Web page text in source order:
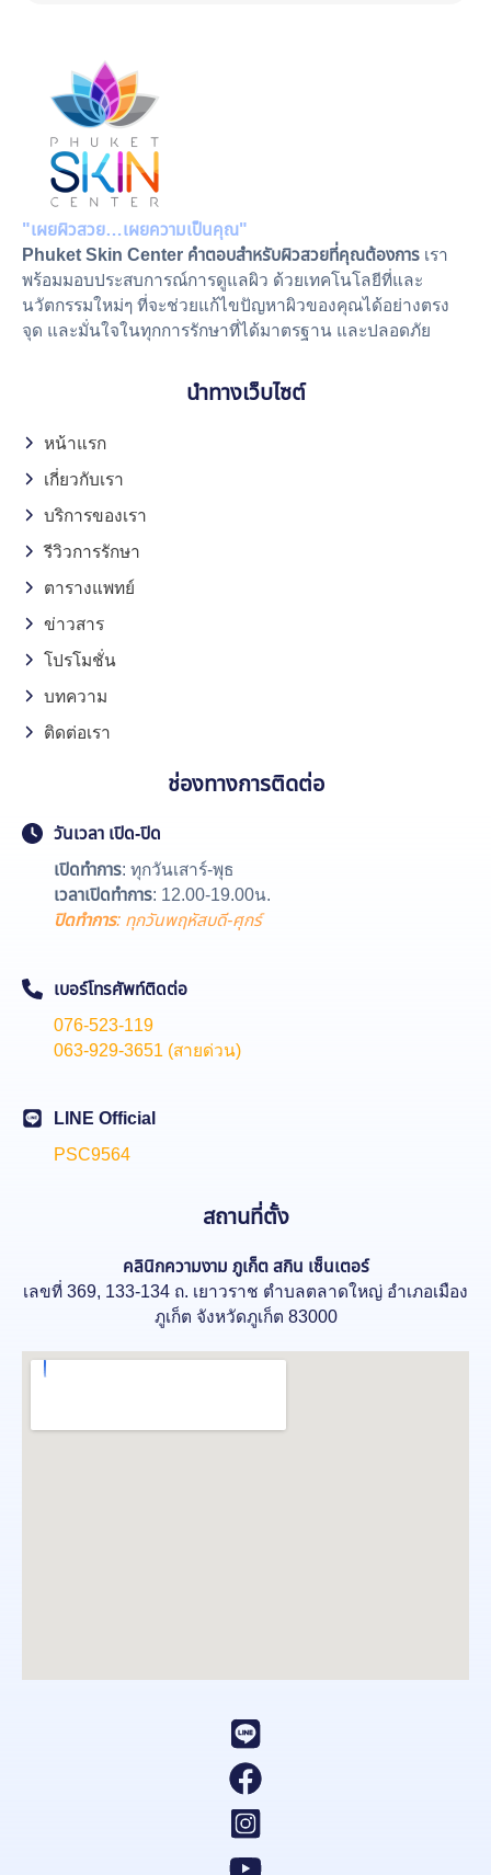
"เผยผิวสวย…เผยความเป็นคุณ"
Phuket Skin Center คำตอบสำหรับผิวสวยที่คุณต้องการ เรา
พร้อมมอบประสบการณ์การดูแลผิว ด้วยเทคโนโลยีที่และ
นวัตกรรมใหม่ๆ ที่จะช่วยแก้ไขปัญหาผิวของคุณได้อย่างตรง
จุด และมั่นใจในทุกการรักษาที่ได้มาตรฐาน และปลอดภัย
นำทางเว็บไซต์
หน้าแรก
เกี่ยวกับเรา
บริการของเรา
รีวิวการรักษา
ตารางแพทย์
ข่าวสาร
โปรโมชั่น
บทความ
ติดต่อเรา
ช่องทางการติดต่อ
วันเวลา เปิด-ปิด
เปิดทำการ: ทุกวันเสาร์-พุธ
เวลาเปิดทำการ: 12.00-19.00น.
ปิดทำการ: ทุกวันพฤหัสบดี-ศุกร์
เบอร์โทรศัพท์ติดต่อ
076-523-119
063-929-3651 (สายด่วน)
LINE Official
PSC9564
สถานที่ตั้ง
คลินิกความงาม ภูเก็ต สกิน เซ็นเตอร์
เลขที่ 369, 133-134 ถ. เยาวราช ตำบลตลาดใหญ่ อำเภอเมือง
ภูเก็ต จังหวัดภูเก็ต 83000